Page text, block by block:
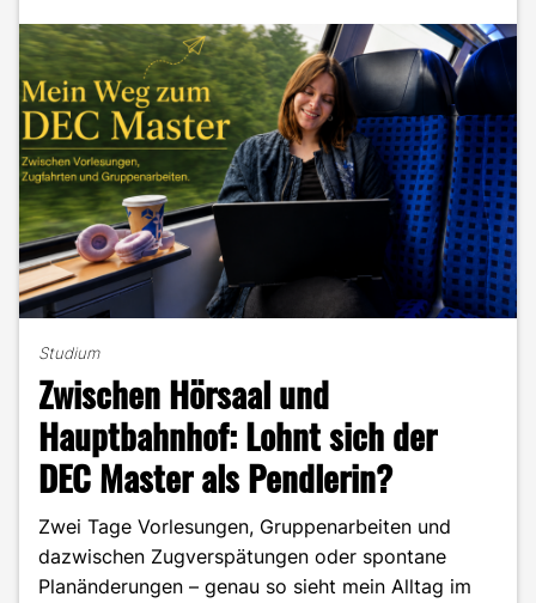
Studium
Zwischen Hörsaal und
Hauptbahnhof: Lohnt sich der
DEC Master als Pendlerin?
Zwei Tage Vorlesungen, Gruppenarbeiten und
dazwischen Zugverspätungen oder spontane
Planänderungen – genau so sieht mein Alltag im